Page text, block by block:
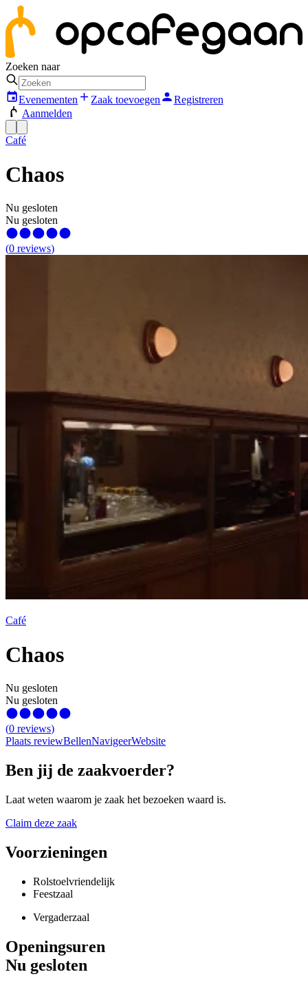
Zoeken naar
Evenementen Zaak toevoegen
Registreren
Aanmelden
Café
Chaos
Nu gesloten
Nu gesloten
(0 reviews)
Café
Chaos
Nu gesloten
Nu gesloten
(0 reviews)
Plaats reviewBellenNavigeerWebsite
Ben jij de zaakvoerder?
Laat weten waarom je zaak het bezoeken waard is.
Claim deze zaak
Voorzieningen
Rolstoelvriendelijk
Feestzaal
Vergaderzaal
Openingsuren
Nu gesloten